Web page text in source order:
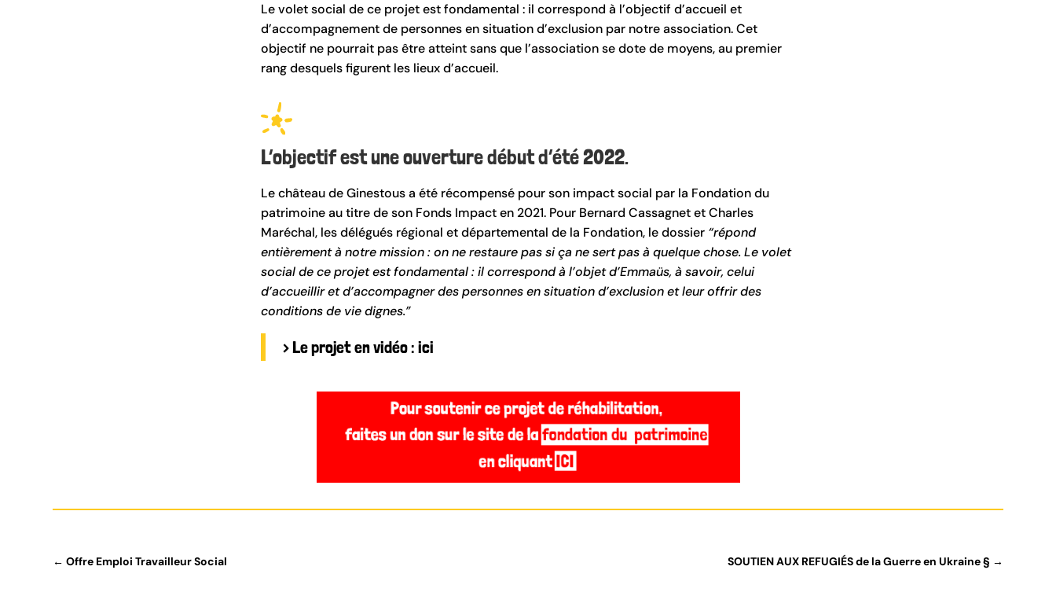
Le volet social de ce projet est fondamental : il correspond à l’objectif d’accueil et
d’accompagnement de personnes en situation d’exclusion par notre association. Cet
objectif ne pourrait pas être atteint sans que l’association se dote de moyens, au premier
rang desquels figurent les lieux d’accueil.
L’objectif est une ouverture début d’été 2022.
Le château de Ginestous a été récompensé pour son impact social par la Fondation du
patrimoine au titre de son Fonds Impact en 2021. Pour Bernard Cassagnet et Charles
Maréchal, les délégués régional et départemental de la Fondation, le dossier “répond
entièrement à notre mission : on ne restaure pas si ça ne sert pas à quelque chose. Le volet
social de ce projet est fondamental : il correspond à l’objet d’Emmaüs, à savoir, celui
d’accueillir et d’accompagner des personnes en situation d’exclusion et leur offrir des
conditions de vie dignes.”
> Le projet en vidéo : ici
←Offre Emploi Travailleur Social SOUTIEN AUX REFUGIÉS de la Guerre en Ukraine § →